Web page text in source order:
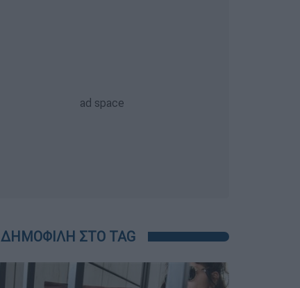
ΔΗΜΟΦΙΛΗ ΣΤΟ TAG